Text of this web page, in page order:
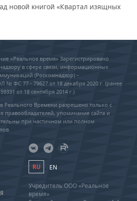
новой книгой «Квартал изящных
«Реальное время» Зарегистрировано
в сфере связи, информационных
(Роскомнадзор) –
№ ФС 77 - 79627 от 18 декабря 2020 г. (ранее
от 18 сентября 2014 г.)
Реального Времени разрешено только с
правообладателей, упоминание сайта и
при частичном или полном
RU EN
Учредитель ООО «Реальное
время»